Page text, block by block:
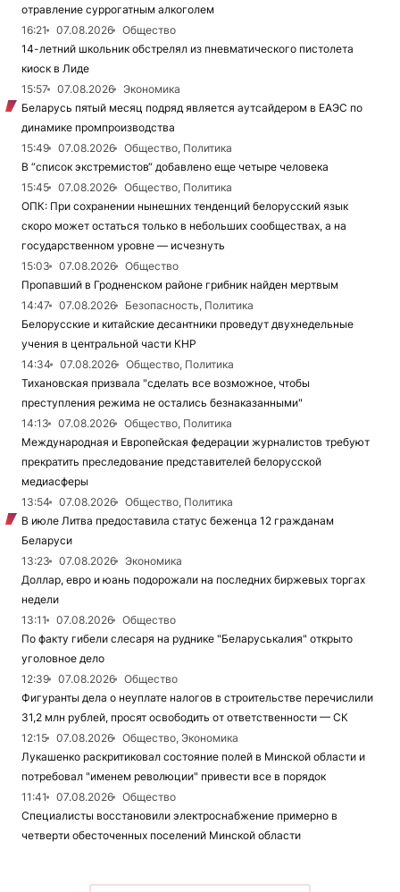
отравление суррогатным алкоголем
16:21
07.08.2026
Общество
14-летний школьник обстрелял из пневматического пистолета
киоск в Лиде
15:57
07.08.2026
Экономика
Беларусь пятый месяц подряд является аутсайдером в ЕАЭС по
динамике промпроизводства
15:49
07.08.2026
Общество, Политика
В “список экстремистов“ добавлено еще четыре человека
15:45
07.08.2026
Общество, Политика
ОПК: При сохранении нынешних тенденций белорусский язык
скоро может остаться только в небольших сообществах, а на
государственном уровне — исчезнуть
15:03
07.08.2026
Общество
Пропавший в Гродненском районе грибник найден мертвым
14:47
07.08.2026
Безопасность, Политика
Белорусские и китайские десантники проведут двухнедельные
учения в центральной части КНР
14:34
07.08.2026
Общество, Политика
Тихановская призвала "сделать все возможное, чтобы
преступления режима не остались безнаказанными"
14:13
07.08.2026
Общество, Политика
Международная и Европейская федерации журналистов требуют
прекратить преследование представителей белорусской
медиасферы
13:54
07.08.2026
Общество, Политика
В июле Литва предоставила статус беженца 12 гражданам
Беларуси
13:23
07.08.2026
Экономика
Доллар, евро и юань подорожали на последних биржевых торгах
недели
13:11
07.08.2026
Общество
По факту гибели слесаря на руднике "Беларуськалия" открыто
уголовное дело
12:39
07.08.2026
Общество
Фигуранты дела о неуплате налогов в строительстве перечислили
31,2 млн рублей, просят освободить от ответственности — СК
12:15
07.08.2026
Общество, Экономика
Лукашенко раскритиковал состояние полей в Минской области и
потребовал "именем революции" привести все в порядок
11:41
07.08.2026
Общество
Специалисты восстановили электроснабжение примерно в
четверти обесточенных поселений Минской области